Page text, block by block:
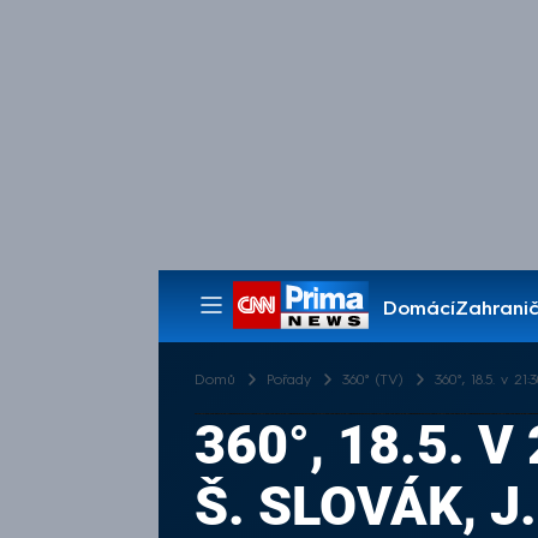
Domácí
Pořady
Domů Pořady 360° (TV) 360°, 18.5. v
360°, 18.5. V
Š. SLOVÁK,